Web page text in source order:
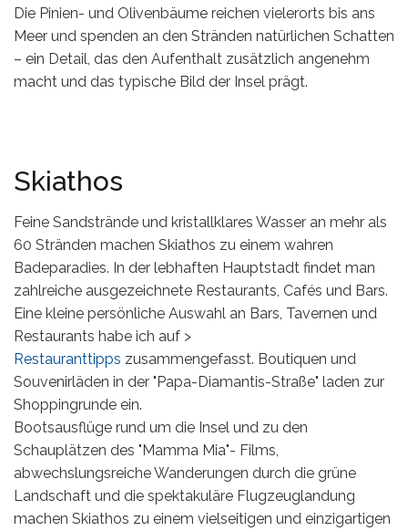
Die Pinien- und Olivenbäume reichen vielerorts bis ans
Meer und spenden an den Stränden natürlichen Schatten
– ein Detail, das den Aufenthalt zusätzlich angenehm
macht und das typische Bild der Insel prägt.
Skiathos
Feine Sandstrände und kristallklares Wasser an mehr als
60 Stränden machen Skiathos zu einem wahren
Badeparadies. In der lebhaften Hauptstadt findet man
zahlreiche ausgezeichnete Restaurants, Cafés und Bars.
Eine kleine persönliche Auswahl an Bars, Tavernen und
Restaurants habe ich auf >
Restauranttipps zusammengefasst. Boutiquen und
Souvenirläden in der "Papa-Diamantis-Straße" laden zur
Shoppingrunde ein.
Bootsausflüge rund um die Insel und zu den
Schauplätzen des "Mamma Mia"- Films,
abwechslungsreiche Wanderungen durch die grüne
Landschaft und die spektakuläre Flugzeuglandung
machen Skiathos zu einem vielseitigen und einzigartigen